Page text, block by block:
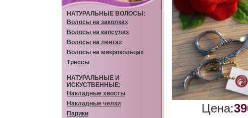
НАТУРАЛЬНЫЕ ВОЛОСЫ:
Волосы на заколках
Волосы на капсулах
Волосы на лентах
Волосы на микрокольцах
Трессы
НАТУРАЛЬНЫЕ И
ИСКУСТВЕННЫЕ:
Накладные хвосты
Накладные челки
Парики
Цена: